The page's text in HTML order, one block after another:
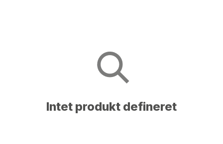
Intet produkt defineret